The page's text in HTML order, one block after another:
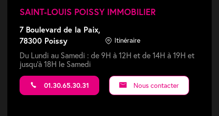
SAINT-LOUIS POISSY IMMOBILIER
7 Boulevard de la Paix,
78300 Poissy
Itinéraire
Du Lundi au Samedi : de 9H à 12H et de 14H à 19H et
jusqu'à 18H le Samedi
01.30.65.30.31 Nous contacter